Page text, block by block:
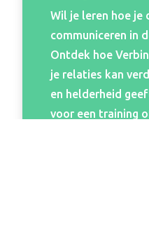
Wil je leren hoe je
communiceren in
Ontdek hoe
je relaties kan
en helderheid
voor een training